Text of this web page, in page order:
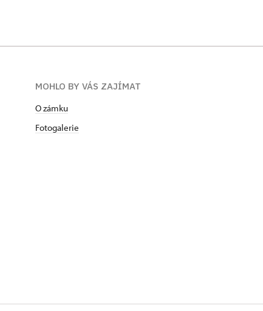
MOHLO BY VÁS ZAJÍMAT
O zámku
Fotogalerie